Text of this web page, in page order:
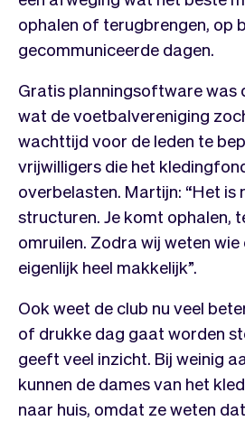
ophalen of terugbrengen, op
gecommuniceerde dagen.
Gratis planningsoftware was
wat de voetbalvereniging
wachttijd voor de leden te
vrijwilligers die het
overbelasten. Martijn: “Het is
structuren. Je komt ophalen,
omruilen. Zodra wij weten
eigenlijk heel makkelijk”.
Ook weet de club nu veel
of drukke dag gaat worden
geeft veel inzicht. Bij weinig
kunnen de dames van het
naar huis, omdat ze weten